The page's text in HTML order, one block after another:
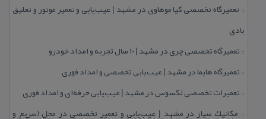
:: تعمیرگاه تخصصی كیا موهاوی در مشهد | عیب‌یابی و تعمیر موتور و تعلیق
بادی
:: تعمیرگاه تخصصی چری در مشهد | ۱۰ سال تجربه و امداد خودرو
:: تعمیرگاه هایما در مشهد | عیب‌یابی تخصصی و امداد فوری
:: تعمیرات تخصصی لكسوس در مشهد | عیب‌یابی حرفه‌ای و امداد فوری
:: مكانیك سیار در مشهد | عیب‌یابی و تعمیر تخصصی در محل (سریع و